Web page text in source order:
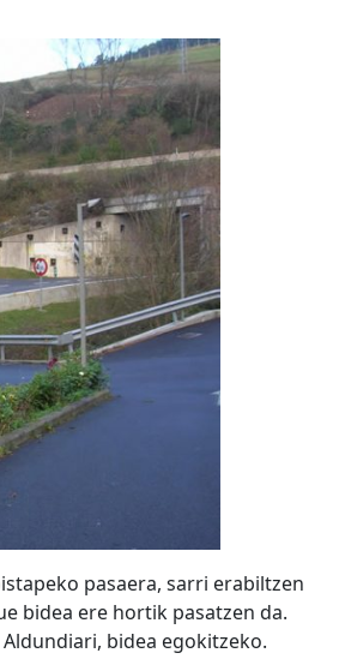
pasaera, sarri erabiltzen
bidea ere hortik pasatzen da.
bidea egokitzeko.